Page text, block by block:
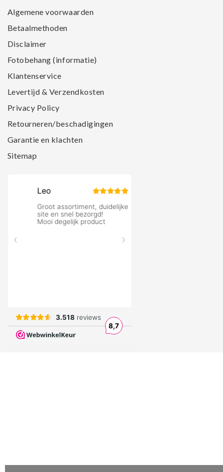
Algemene voorwaarden
Betaalmethoden
Disclaimer
Fotobehang (informatie)
Klantenservice
Levertijd & Verzendkosten
Privacy Policy
Retourneren/beschadigingen
Garantie en klachten
Sitemap